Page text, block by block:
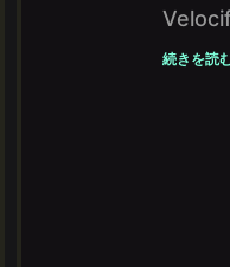
続きを読